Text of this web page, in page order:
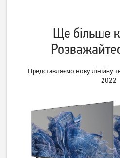
Телевізор Philips
23 739грн
Ще більше
Представляємо нову лінійку
2022